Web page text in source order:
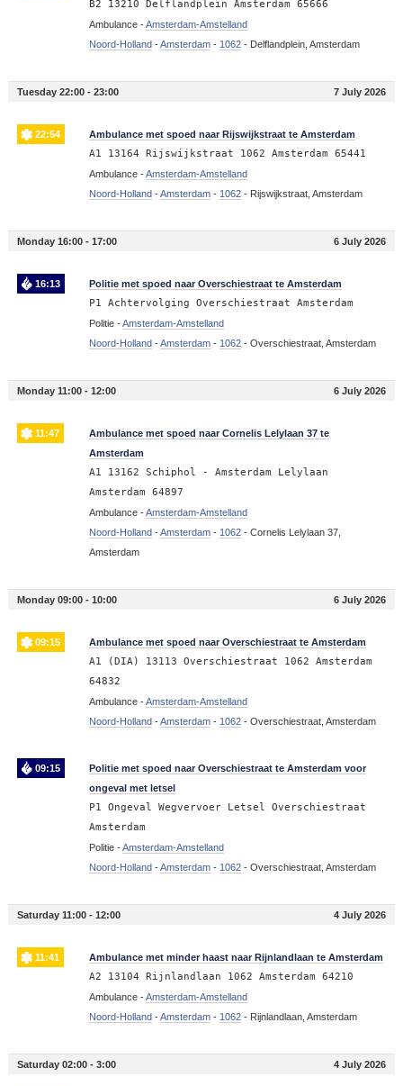
B2 13210 Delflandplein Amsterdam 65666
Ambulance -Amsterdam-Amstelland
Noord-Holland-Amsterdam- 1062- Delflandplein, Amsterdam
Tuesday 22:00 - 23:00 7 July 2026
22:54 Ambulance met spoed naar Rijswijkstraat te Amsterdam
A1 13164 Rijswijkstraat 1062 Amsterdam 65441
Ambulance -Amsterdam-Amstelland
Noord-Holland-Amsterdam- 1062- Rijswijkstraat, Amsterdam
Monday 16:00 - 17:00 6 July 2026
16:13 Politie met spoed naar Overschiestraat te Amsterdam
P1 Achtervolging Overschiestraat Amsterdam
Politie -Amsterdam-Amstelland
Noord-Holland-Amsterdam- 1062- Overschiestraat, Amsterdam
Monday 11:00 - 12:00 6 July 2026
11:47
Ambulance met spoed naar Cornelis Lelylaan 37 te
Amsterdam
A1 13162 Schiphol - Amsterdam Lelylaan
Amsterdam 64897
Ambulance -Amsterdam-Amstelland
Noord-Holland-Amsterdam- 1062- Cornelis Lelylaan 37,
Amsterdam
Monday 09:00 - 10:00 6 July 2026
09:15 Ambulance met spoed naar Overschiestraat te Amsterdam
A1 (DIA) 13113 Overschiestraat 1062 Amsterdam
64832
Ambulance -Amsterdam-Amstelland
Noord-Holland-Amsterdam- 1062- Overschiestraat, Amsterdam
09:15
Politie met spoed naar Overschiestraat te Amsterdam voor
ongeval met letsel
P1 Ongeval Wegvervoer Letsel Overschiestraat
Amsterdam
Politie -Amsterdam-Amstelland
Noord-Holland-Amsterdam- 1062- Overschiestraat, Amsterdam
Saturday 11:00 - 12:00 4 July 2026
11:41 Ambulance met minder haast naar Rijnlandlaan te Amsterdam
A2 13104 Rijnlandlaan 1062 Amsterdam 64210
Ambulance -Amsterdam-Amstelland
Noord-Holland-Amsterdam- 1062- Rijnlandlaan, Amsterdam
Saturday 02:00 - 3:00 4 July 2026